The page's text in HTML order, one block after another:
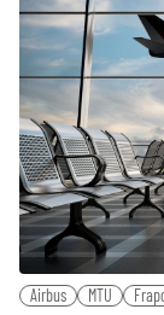
Airbus MTU